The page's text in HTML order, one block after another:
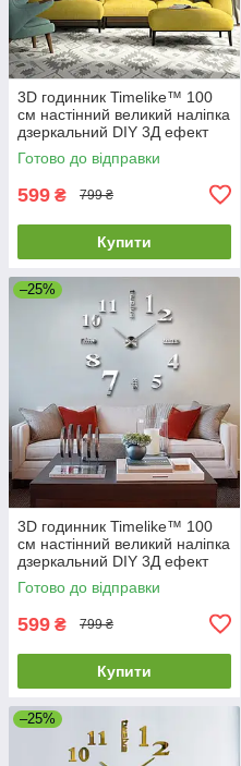
3D годинник Timelike™ 100
см настінний великий наліпка
дзеркальний DIY 3Д ефект
Арабські2-G золотистий
Готово до відправки
599 ₴ 799 ₴
Купити
–25%
3D годинник Timelike™ 100
см настінний великий наліпка
дзеркальний DIY 3Д ефект
Написи-S сріблястий
Готово до відправки
599 ₴ 799 ₴
Купити
–25%